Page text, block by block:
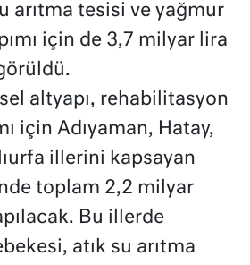
arıtma tesisi ve yağmur
için de 3,7 milyar lira
altyapı, rehabilitasyon
için Adıyaman, Hatay,
illerini kapsayan
toplam 2,2 milyar
Bu illerde
atık su arıtma